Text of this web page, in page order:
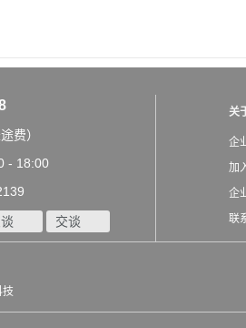
费）
- 18:00
交谈
关
企
加
企
联
技